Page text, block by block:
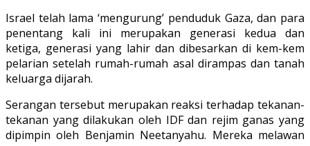
Israel telah lama ‘mengurung’ penduduk Gaza, dan para
penentang kali ini merupakan generasi kedua dan
ketiga, generasi yang lahir dan dibesarkan di kem-kem
pelarian setelah rumah-rumah asal dirampas dan tanah
keluarga dijarah.
Serangan tersebut merupakan reaksi terhadap tekanan-
tekanan yang dilakukan oleh IDF dan rejim ganas yang
dipimpin oleh Benjamin Neetanyahu. Mereka melawan